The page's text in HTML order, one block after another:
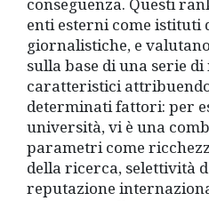
conseguenza. Questi
enti esterni come istituti
giornalistiche, e
sulla base di una serie
caratteristici
determinati fattori: per
università, vi è una
parametri come
della ricerca, selettività
reputazione